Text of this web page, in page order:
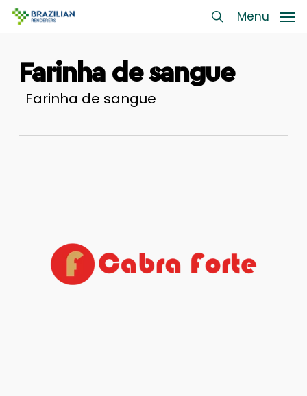
Skip
content
Menu
Farinha de sangue
Farinha de sangue
Menu